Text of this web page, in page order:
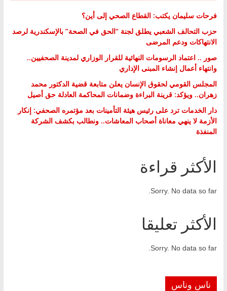
فرحات سليمان يكتب: القطاع الصحي إلى أين؟
حزب التحالف الشعبي يطلق لجنة “الحق في الصحة” بالإسكندرية لرصد
الانتهاكات ودعم المرضى
صور .. اعتماد الرسومات النهائية للقرار الوزاري لمدينة الصحفيين..
وانتهاء أعمال إنشاء المبنى الإداري
المجلس القومي لحقوق الإنسان يعلن متابعة قضية الدكتور محمد
زهران.. ويؤكد: قرينة البراءة وضمانات المحاكمة العادلة حق أصيل
دار الخدمات ترد على رئيس هيئة التأمينات بعد مؤتمره الصحفي: إنكار
الأزمة لا ينهي معاناة أصحاب المعاشات.. ونطالب بكشف الشركة
المنفذة
الأكثر قراءة
Sorry. No data so far.
الأكثر تعليقا
Sorry. No data so far.
ناس وناس